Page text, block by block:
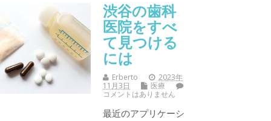
渋谷の歯科
医院をすべ
て見つける
には
Erberto
2023年
11月3日
医療
コメントはありません
最近のアプリケーシ